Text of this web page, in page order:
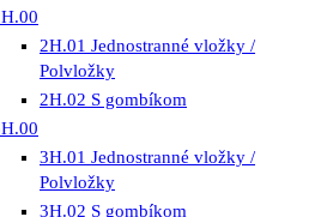
2H.01 Jednostranné vložky /
Polvložky
2H.02 S gombíkom
3H.01 Jednostranné vložky /
Polvložky
3H.02 S gombíkom